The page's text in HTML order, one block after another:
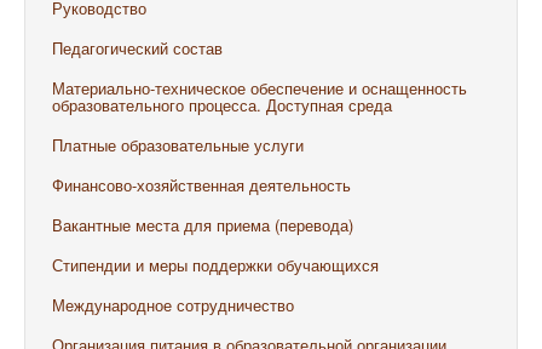
Руководство
Педагогический состав
Материально-техническое обеспечение и оснащенность
образовательного процесса. Доступная среда
Платные образовательные услуги
Финансово-хозяйственная деятельность
Вакантные места для приема (перевода)
Стипендии и меры поддержки обучающихся
Международное сотрудничество